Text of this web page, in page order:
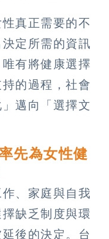
真正需要的不
定所需的資訊
有將健康選擇
的過程，社會
邁向「選擇文
先為女性健
、家庭與自我
缺乏制度與環
後的決定。台